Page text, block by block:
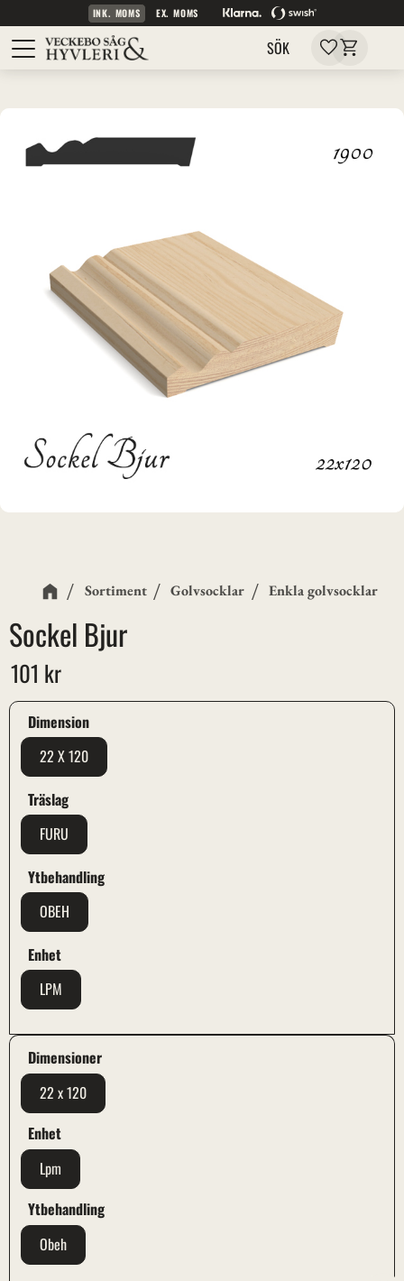
Meny
INK. MOMS EX. MOMS
SÖK Favoriter
Kundvagn
Sortiment Golvsocklar Enkla golvsocklar
Sockel Bjur
101 kr
Dimensioner
22 x 120
Enhet
Lpm
Ytbehandling
Obeh
Dimension
22 X 120
Träslag
FURU
Ytbehandling
OBEH
Enhet
LPM